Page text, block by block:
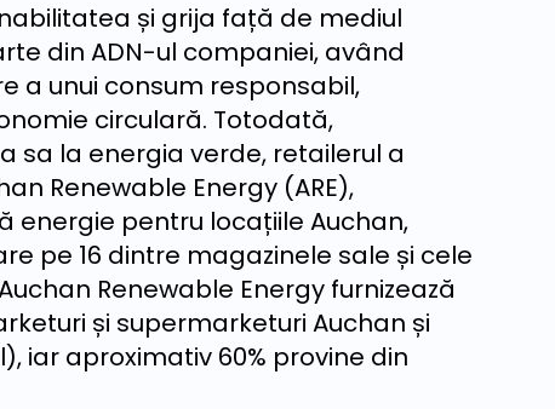
și grija față de mediul
din ADN-ul companiei, având
a unui consum responsabil,
circulară. Totodată,
sa la energia verde, retailerul a
Renewable Energy (ARE),
energie pentru locațiile Auchan,
pe 16 dintre magazinele sale și cele
Renewable Energy furnizează
și supermarketuri Auchan și
iar aproximativ 60% provine din